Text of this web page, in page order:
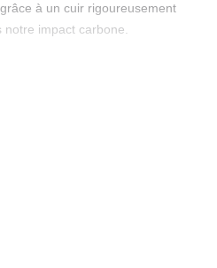
à un cuir rigoureusement
impact carbone.